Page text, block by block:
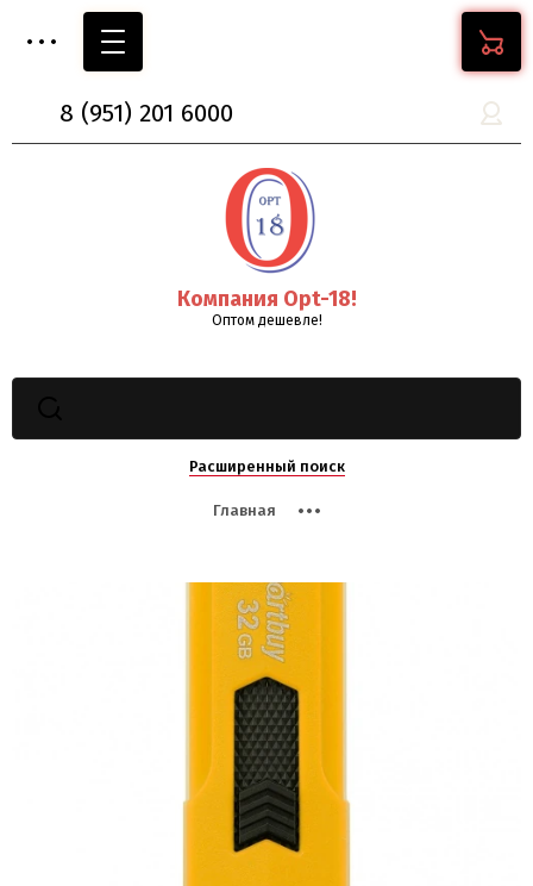
8 (951) 201 6000
Компания Opt-18!
Оптом дешевле!
Расширенный поиск
Главная